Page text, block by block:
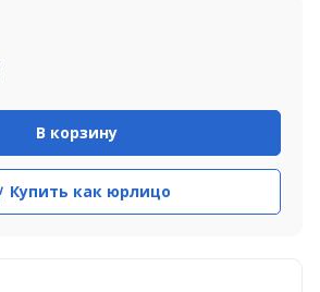
В корзину
Купить как юрлицо